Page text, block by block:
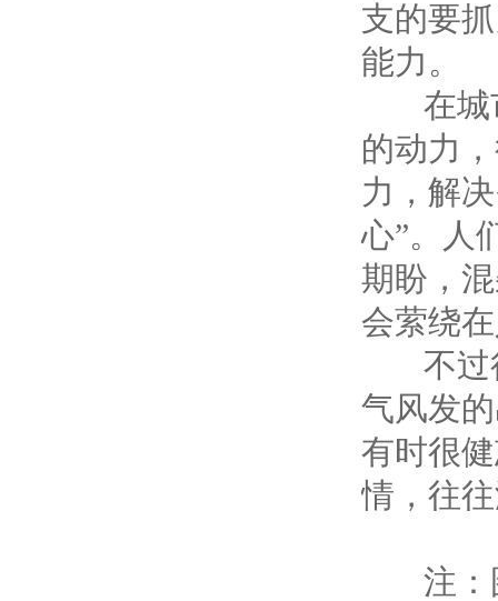
支的要
能力。
在城市
的动力
力，解
心”。人
期盼，
会萦绕
不过很
气风发
有时很
情，往
注：